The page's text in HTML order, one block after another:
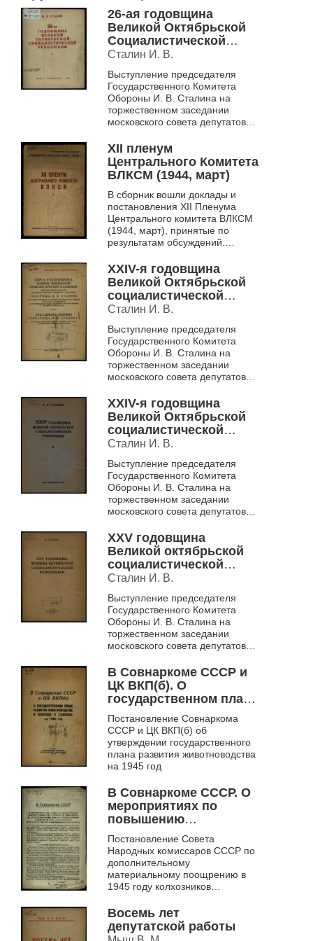
26-ая годовщина
Великой Октябрьской
Социалистической
революции
Сталин И. В.
Выступление председателя
Государственного Комитета
Обороны И. В. Сталина на
торжественном заседании
московского совета депутатов
годовщины Великой
Октябрьской революции 6
ноябр...
XII пленум
Центрального Комитета
ВЛКСМ (1944, март)
В сборник вошли доклады и
постановления XII Пленума
Центрального комитета ВЛКСМ
(1944, март), принятые по
результатам обсуждений.
посвящена актуальным
проблемам по улучшени...
XXIV-я годовщина
Великой Октябрьской
социалистической
революции
Сталин И. В.
Выступление председателя
Государственного Комитета
Обороны И. В. Сталина на
торжественном заседании
московского совета депутатов
годовщины Великой
Октябрьской революции 6
ноябр...
XXIV-я годовщина
Великой Октябрьской
социалистической
революции
Сталин И. В.
Выступление председателя
Государственного Комитета
Обороны И. В. Сталина на
торжественном заседании
московского совета депутатов
годовщины Великой
Октябрьской революции 6
ноябр...
XXV годовщина
Великой октябрьской
социалистической
революции
Сталин И. В.
Выступление председателя
Государственного Комитета
Обороны И. В. Сталина на
торжественном заседании
московского совета депутатов
годовщины Великой
Октябрьской революции 6
ноября...
В Совнаркоме СССР и
ЦК ВКП(б). О
государственном плане
развития
животноводства в
колхозах и совхозах на
1945 год
Постановление Совнаркома
СССР и ЦК ВКП(б) об
утверждении государственного
плана развития животноводства
на 1945 год
В Совнаркоме СССР. О
мероприятиях по
повышению
материальной
заинтересованности
колхозников,
работающих на
животноводческих
обеспечению
дальнейшего роста
Постановление Совета
Народных комиссаров СССР по
дополнительному
материальному поощрению в
1945 году колхозников
работающих на
животноводческих фермах
Восемь лет
депутатской работы